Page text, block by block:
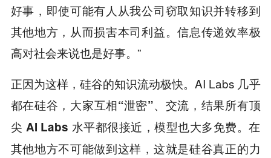
好事，即使可能有人从我公司窃取知识并转移到
其他地方，从而损害本司利益。信息传递效率极
高对社会来说也是好事。”
正因为这样，硅谷的知识流动极快。AI Labs 几乎
都在硅谷， 大家互相“泄密”、交流，结果所有顶
尖 AI Labs 水平都很接近，模型也大多免费。在
其他地方不可能做到这样，这就是硅谷真正的力